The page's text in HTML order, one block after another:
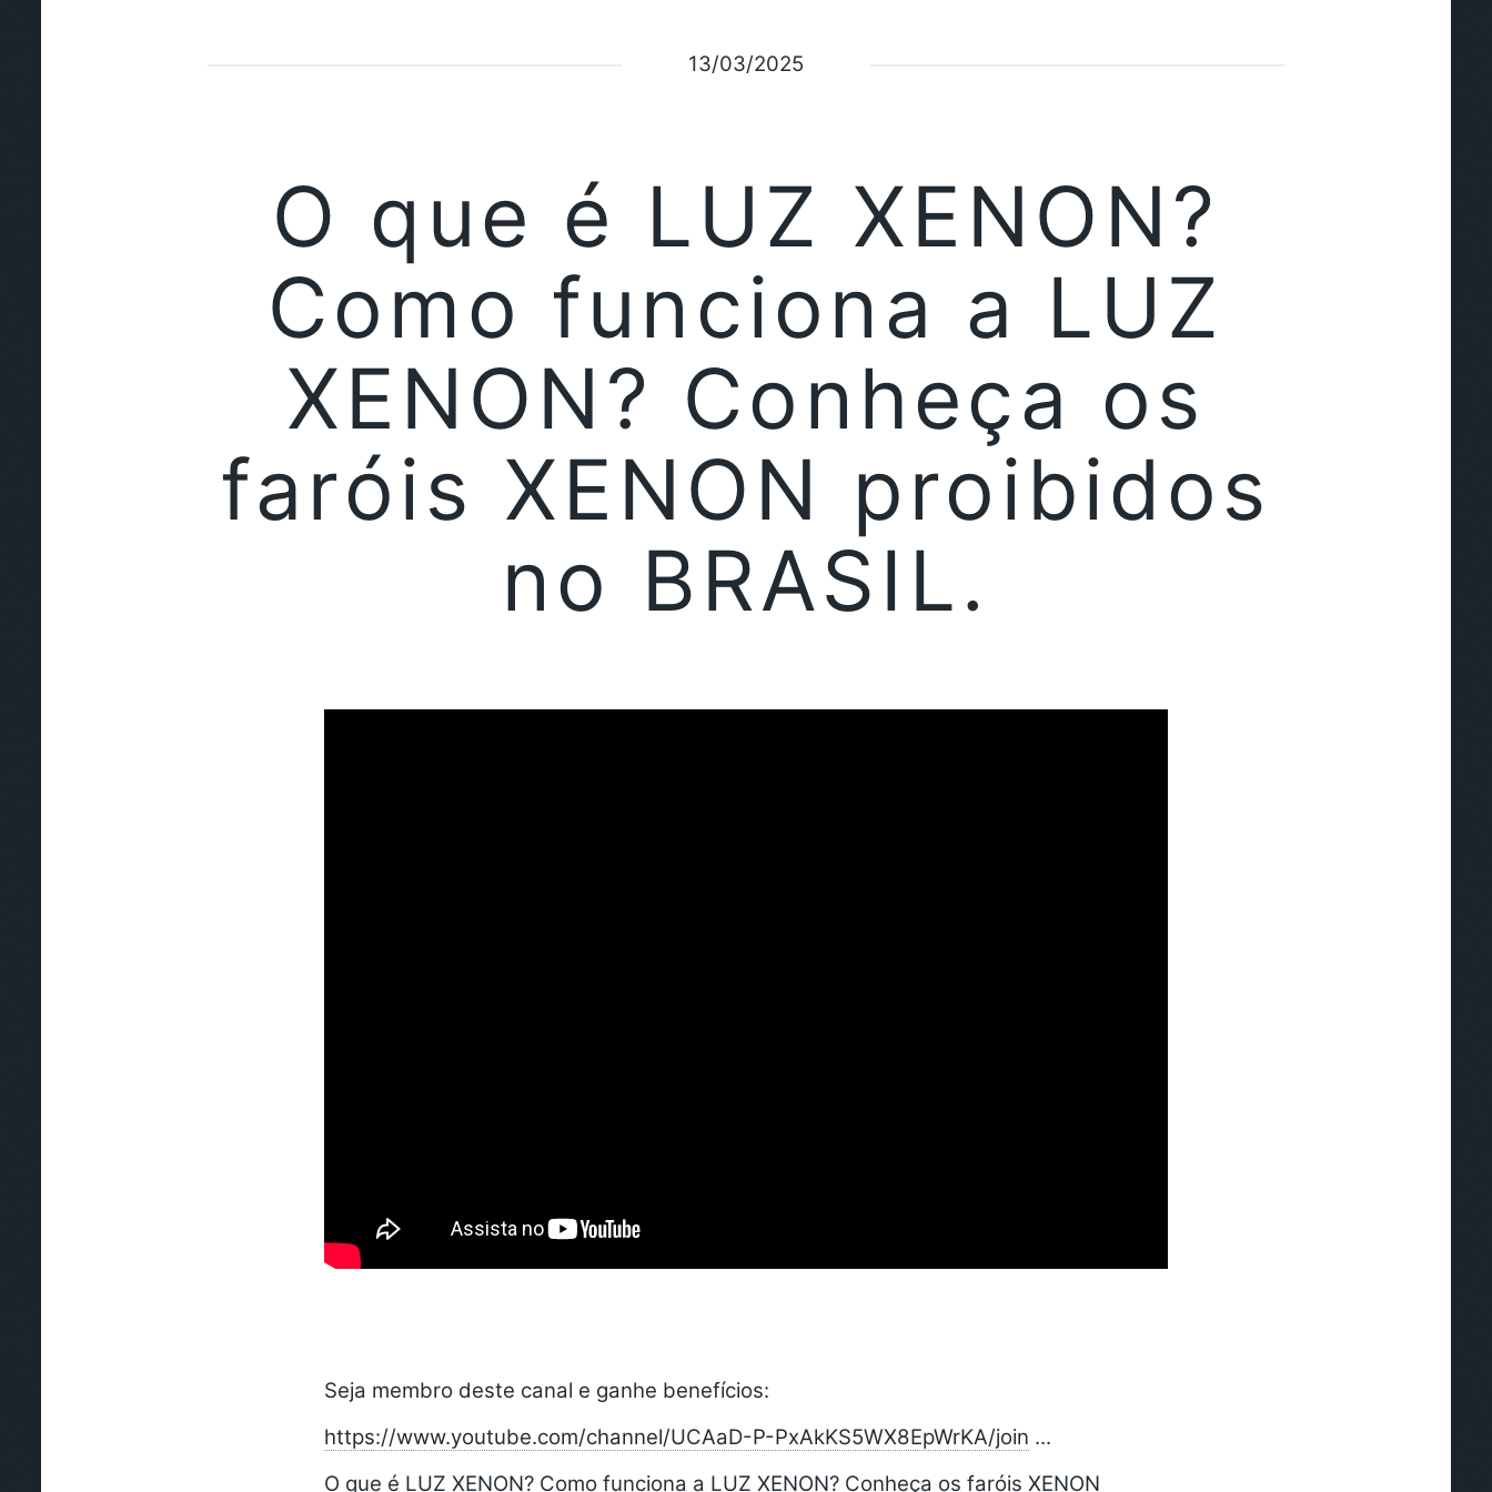
13/03/2025
O que é LUZ XENON?
Como funciona a LUZ
XENON? Conheça os
faróis XENON proibidos
no BRASIL.
Seja membro deste canal e ganhe benefícios:
https://www.youtube.com/channel/UCAaD-P-PxAkKS5WX8EpWrKA/join ...
O que é LUZ XENON? Como funciona a LUZ XENON? Conheça os faróis XENON